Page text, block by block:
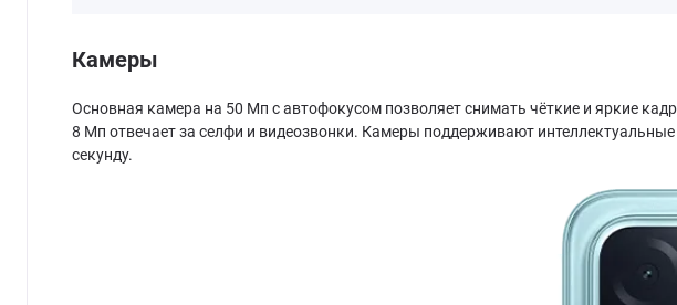
Камеры
Основная камера на 50 Мп с автофокусом позволяет снимать чёткие и яркие
8 Мп отвечает за селфи и видеозвонки. Камеры поддерживают
секунду.